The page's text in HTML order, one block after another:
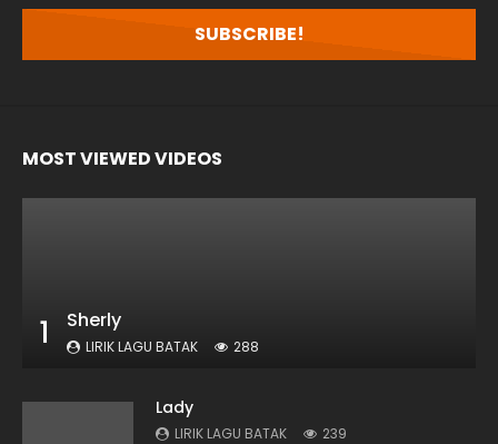
MOST VIEWED VIDEOS
1 Sherly
LIRIK LAGU BATAK 288
Lady
LIRIK LAGU BATAK 239